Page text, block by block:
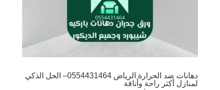
دهانات ضد الحرارة الرياض 0554431464– الحل الذكي
لمنازل أكثر راحة وأناقة